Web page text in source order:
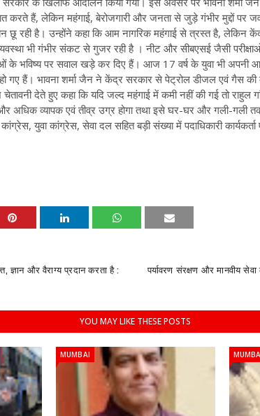
करते हैं, लेकिन महंगाई, बेरोजगारी और जनता से जुड़े गंभीर मुद्दों पर
रही है। उन्होंने कहा कि आम नागरिक महंगाई से त्रस्त है, लेकिन
भी गंभीर संकट से गुजर रही है । नीट और सीबएसई जैसी
भविष्य पर सवाल खड़े कर दिए हैं। आज 17 वर्ष के युवा भी अपनी
गए हैं। भावना शर्मा जैन ने केंद्र सरकार से पेट्रोल डीजल एवं गैस
देते हुए कहा कि यदि जल्द महंगाई में कमी नहीं की गई तो राहुल
व्यापक एवं तीव्र उग्र होगा तथा इसे घर-घर और गली-गली
कांग्रेस, युवा कांग्रेस, सेवा दल सहित बड़ी संख्या में पदाधिकारी
पर्यावरण संरक्षण और मानवीय
ज्ञान और वैराग्य प्रदान करता है :
YOU MAY LIKE THESE POSTS
MUMBAI